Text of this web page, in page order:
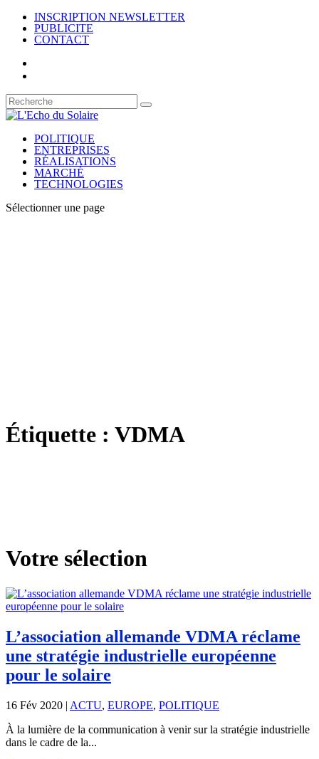
INSCRIPTION NEWSLETTER
PUBLICITE
CONTACT
POLITIQUE
ENTREPRISES
RÉALISATIONS
MARCHÉ
TECHNOLOGIES
Sélectionner une page
Étiquette : VDMA
Votre sélection
L’association allemande VDMA réclame
une stratégie industrielle européenne
pour le solaire
16 Fév 2020 | ACTU, EUROPE, POLITIQUE
À la lumière de la communication à venir sur la stratégie industrielle
dans le cadre de la...